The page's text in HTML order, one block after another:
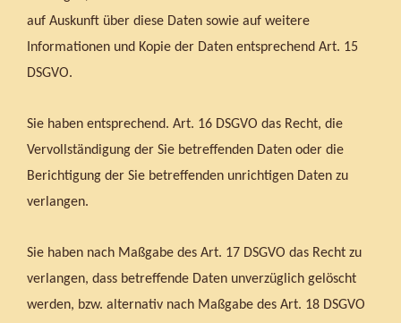
auf Auskunft über diese Daten sowie auf weitere
Informationen und Kopie der Daten entsprechend Art. 15
DSGVO.
Sie haben entsprechend. Art. 16 DSGVO das Recht, die
Vervollständigung der Sie betreffenden Daten oder die
Berichtigung der Sie betreffenden unrichtigen Daten zu
verlangen.
Sie haben nach Maßgabe des Art. 17 DSGVO das Recht zu
verlangen, dass betreffende Daten unverzüglich gelöscht
werden, bzw. alternativ nach Maßgabe des Art. 18 DSGVO